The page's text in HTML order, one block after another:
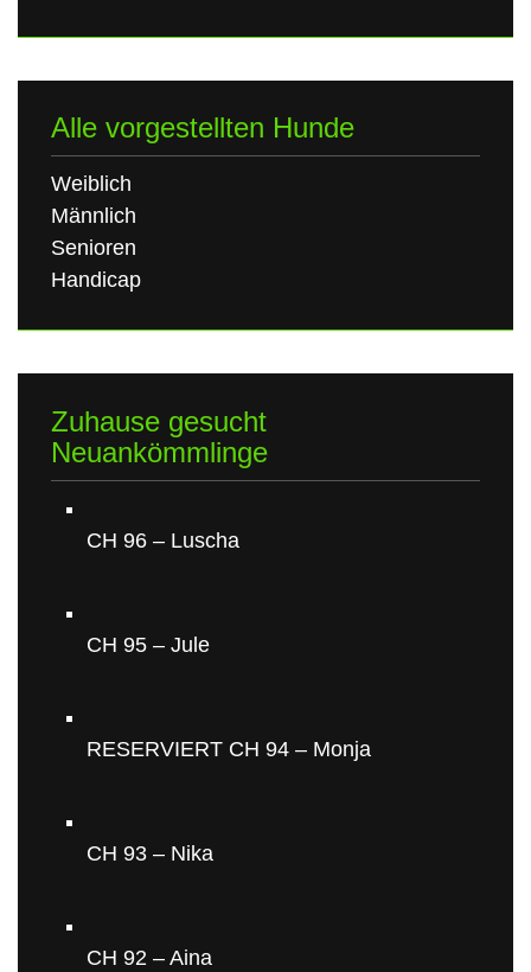
Alle vorgestellten Hunde
Weiblich
Männlich
Senioren
Handicap
Zuhause gesucht
Neuankömmlinge
CH 96 – Luscha
CH 95 – Jule
RESERVIERT CH 94 – Monja
CH 93 – Nika
CH 92 – Aina